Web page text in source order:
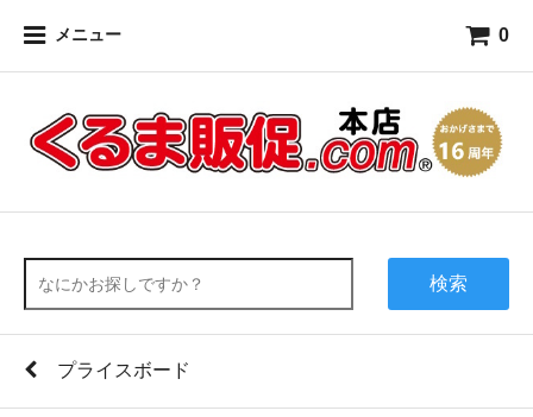
メニュー 0
検索
プライスボード